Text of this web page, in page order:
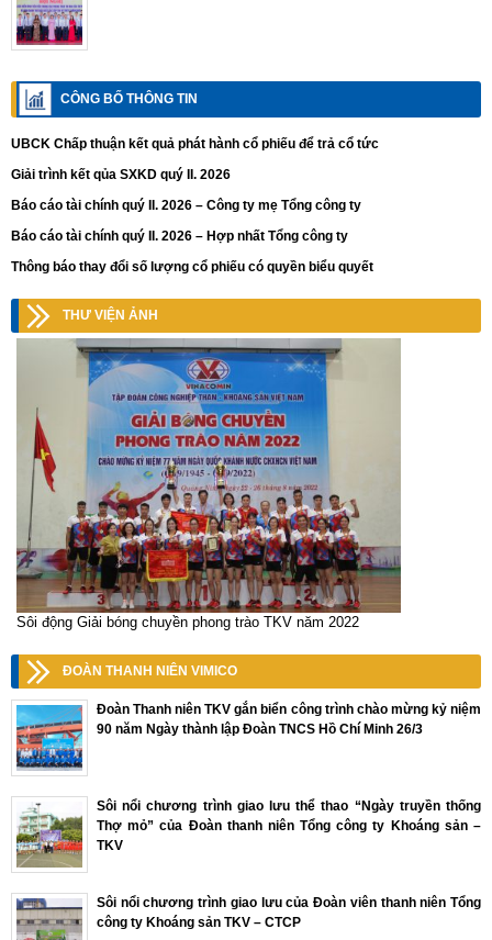
CÔNG BỐ THÔNG TIN
UBCK Chấp thuận kết quả phát hành cổ phiếu để trả cổ tức
Giải trình kết qủa SXKD quý II. 2026
Báo cáo tài chính quý II. 2026 – Công ty mẹ Tổng công ty
Báo cáo tài chính quý II. 2026 – Hợp nhất Tổng công ty
Thông báo thay đổi số lượng cổ phiếu có quyền biểu quyết
THƯ VIỆN ẢNH
Sôi động Giải bóng chuyền phong trào TKV năm 2022
ĐOÀN THANH NIÊN VIMICO
Đoàn Thanh niên TKV gắn biển công trình chào mừng kỷ niệm
90 năm Ngày thành lập Đoàn TNCS Hồ Chí Minh 26/3
Sôi nổi chương trình giao lưu thể thao “Ngày truyền thống
Thợ mỏ” của Đoàn thanh niên Tổng công ty Khoáng sản –
TKV
Sôi nổi chương trình giao lưu của Đoàn viên thanh niên Tổng
công ty Khoáng sản TKV – CTCP